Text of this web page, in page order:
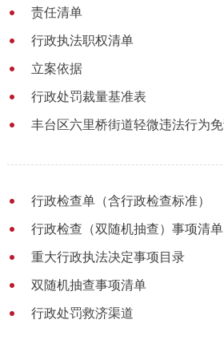
责任清单
行政执法职权清单
立案依据
行政处罚裁量基准表
行政检查单（含行政检查标准）
行政检查（双随机抽查）事项清单
重大行政执法决定事项目录
双随机抽查事项清单
行政处罚救济渠道